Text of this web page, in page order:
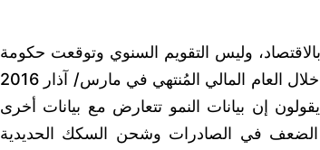
بالاقتصاد، وليس التقويم السنوي وتوقعت حكومة
رئيس الوزراء ناريندرا مودي أن تزيد وتيرة النمو خلال العام المالي المُنتهي في مارس/ آذار 2016
يقولون إن بيانات النمو تتعارض مع بيانات أخرى
الضعف في الصادرات وشحن السكك الحديدية